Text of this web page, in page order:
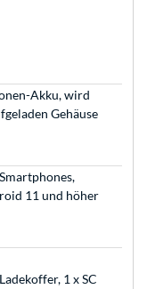
Akku, wird
Gehäuse
11 und höher
1 x SC